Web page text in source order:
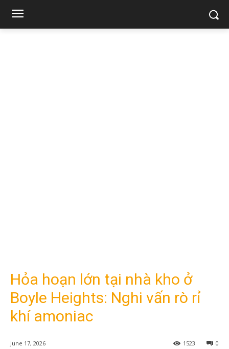
Hỏa hoạn lớn tại nhà kho ở
Boyle Heights: Nghi vấn rò rỉ
khí amoniac
June 17, 2026 0
1523